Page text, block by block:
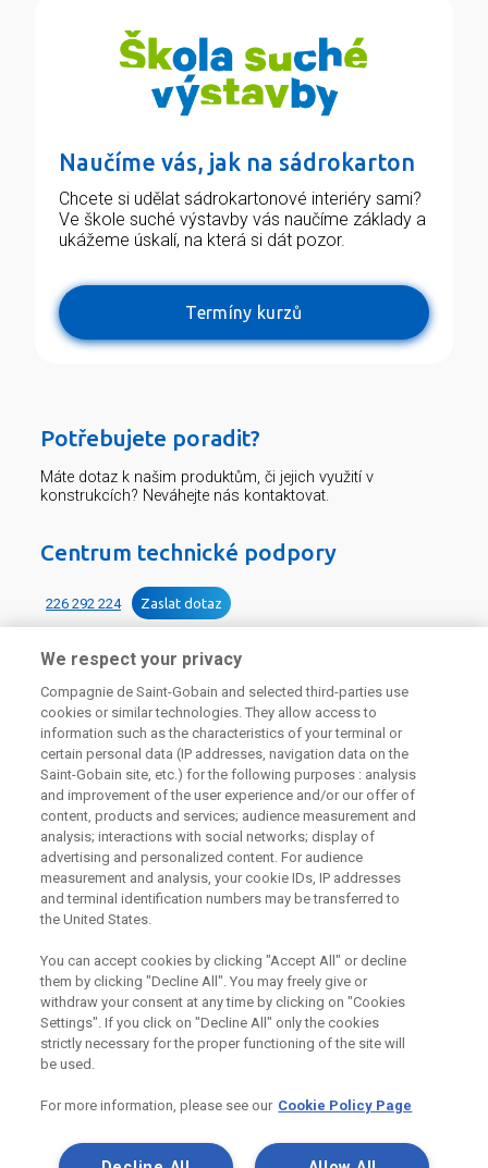
Naučíme vás, jak na sádrokarton
Chcete si udělat sádrokartonové interiéry sami?
Ve škole suché výstavby vás naučíme základy a
ukážeme úskalí, na která si dát pozor.
Termíny kurzů
Potřebujete poradit?
Máte dotaz k našim produktům, či jejich využití v
konstrukcích? Neváhejte nás kontaktovat.
Centrum technické podpory
226 292 224 Zaslat dotaz
Odebírejte náš newsletter
Užitečné odkazy
Právní Podmínky
Souhlas se zpracováním osobních údajů a cookies
Souhlas se zpracováním osobních údajů k marketingovým
Saint-Gobain Construction Products
CZ a.s., IČ:25029673, se sídlem
Praha 8, Smrčkova 2485/4, PSČ 180
We respect your privacy
Compagnie de Saint-Gobain and selected third-parties use
cookies or similar technologies. They allow access to
information such as the characteristics of your terminal or
certain personal data (IP addresses, navigation data on the
Saint-Gobain site, etc.) for the following purposes : analysis
and improvement of the user experience and/or our offer of
content, products and services; audience measurement and
analysis; interactions with social networks; display of
advertising and personalized content. For audience
measurement and analysis, your cookie IDs, IP addresses
and terminal identification numbers may be transferred to
the United States.
You can accept cookies by clicking "Accept All" or decline
them by clicking "Decline All". You may freely give or
withdraw your consent at any time by clicking on "Cookies
Settings". If you click on "Decline All" only the cookies
strictly necessary for the proper functioning of the site will
be used.
For more information, please see our Cookie Policy Page